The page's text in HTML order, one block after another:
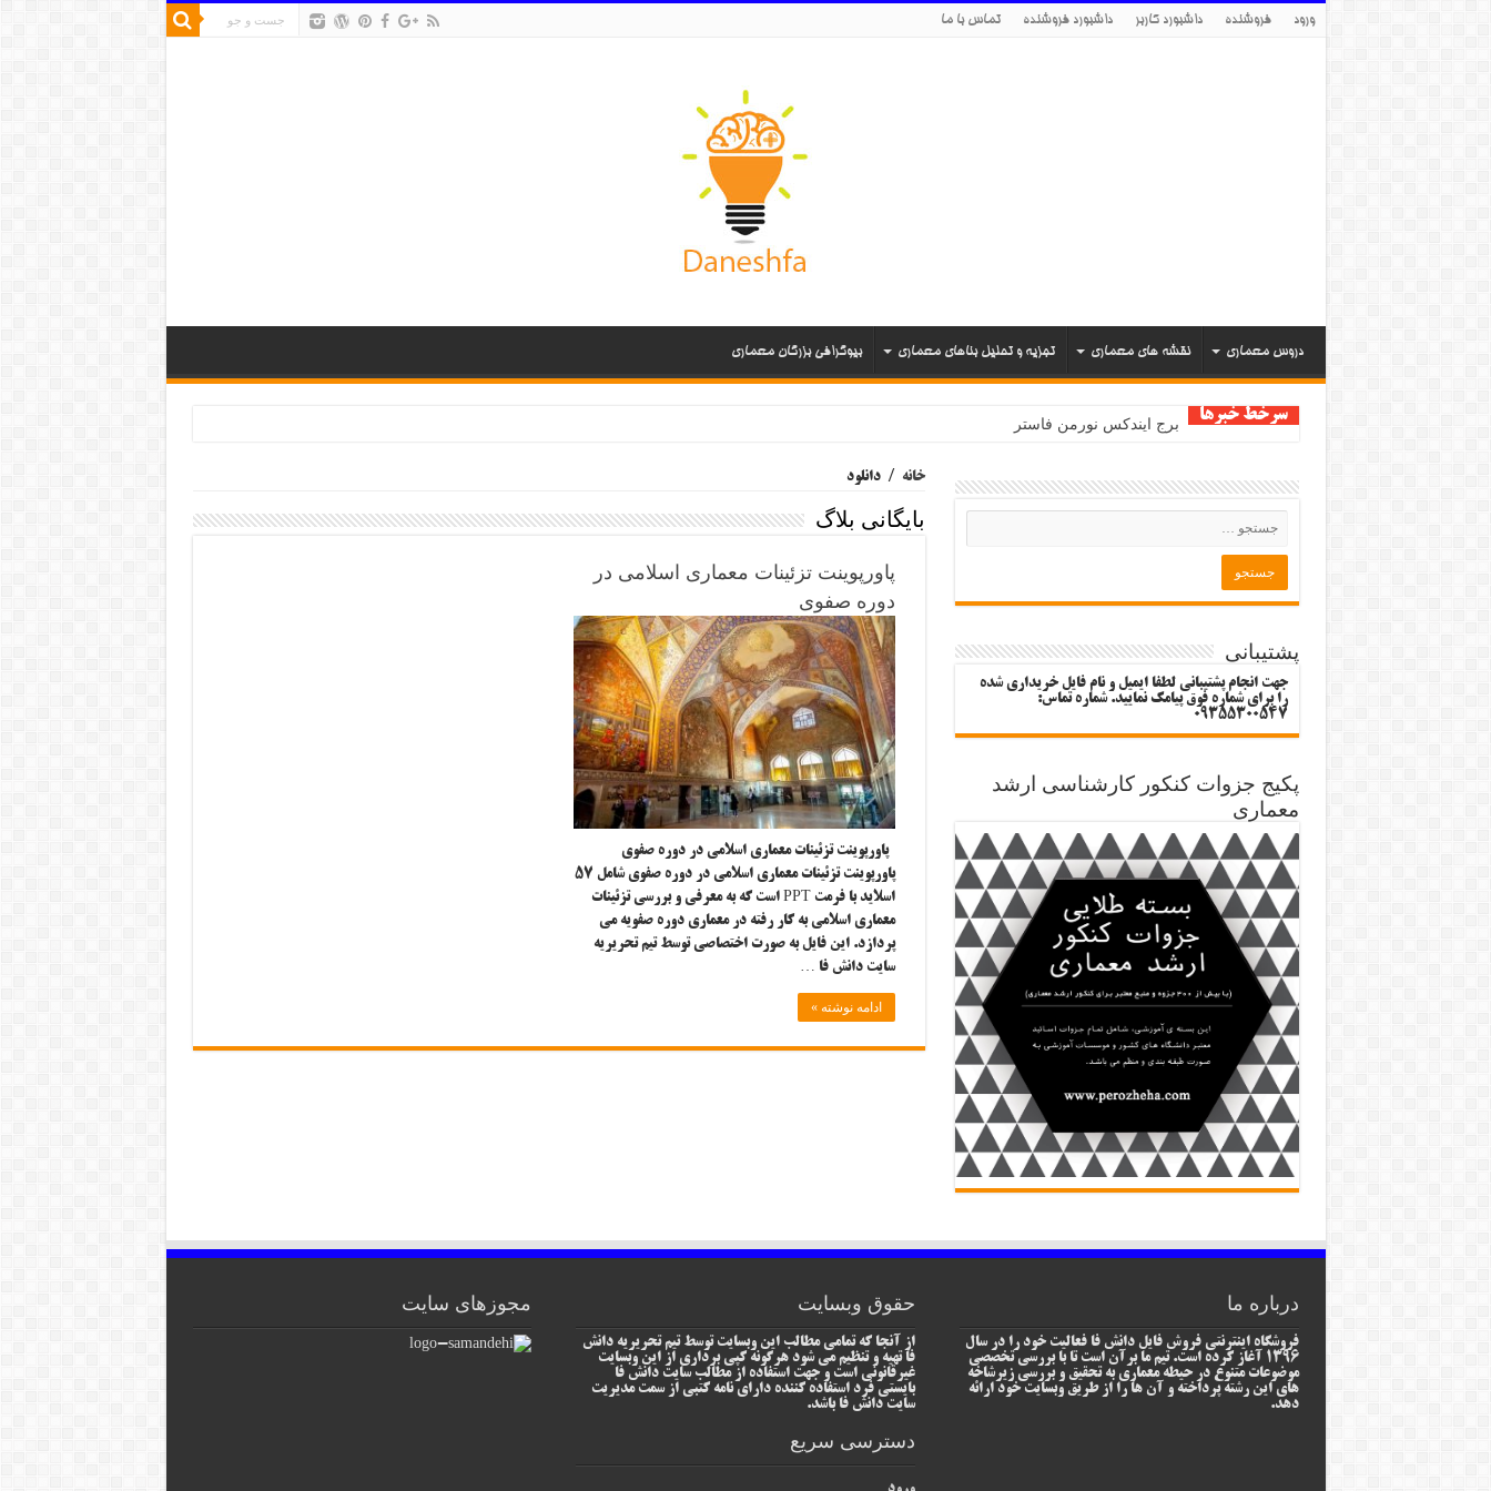
ورود فروشنده داشبورد کاربر داشبورد فروشنده تماس با ما
دروس معماری نقشه های معماری تجزیه و تحلیل بناهای معماری بیوگرافی بزرگان معماری
سرخط خبرها برج ایندکس نورمن فاستر
خانه / دانلود
بایگانی بلاگ
پاورپوینت تزئینات معماری اسلامی در
دوره صفوی
پاورپوینت تزئینات معماری اسلامی در دوره صفوی
پاورپوینت تزئینات معماری اسلامی در دوره صفوی شامل ۵۷
اسلاید با فرمت PPT است که به معرفی و بررسی تزئینات
معماری اسلامی به کار رفته در معماری دوره صفویه می
پردازد. این فایل به صورت اختصاصی توسط تیم تحریریه
سایت دانش فا …
ادامه نوشته »
پشتیبانی
جهت انجام پشتیبانی لطفا ایمیل و نام فایل خریداری شده
را برای شماره فوق پیامک نمایید. شماره تماس:
09355300547
پکیج جزوات کنکور کارشناسی ارشد
معماری
درباره ما
فروشگاه اینترنتی فروش فایل دانش فا فعالیت خود را در سال
1396 آغاز کرده است. تیم ما برآن است تا با بررسی تخصصی
موضوعات متنوع در حیطه معماری به تحقیق و بررسی زیرشاخه
های این رشته پرداخته و آن ها را از طریق وبسایت خود ارائه
دهد.
حقوق وبسایت
از آنجا که تمامی مطالب این وبسایت توسط تیم تحریریه دانش
فا تهیه و تنظیم می شود هرگونه کپی برداری از این وبسایت
غیرقانونی است و جهت استفاده از مطالب سایت دانش فا
بایستی فرد استفاده کننده دارای نامه کتبی از سمت مدیریت
سایت دانش فا باشد.
دسترسی سریع
مجوزهای سایت